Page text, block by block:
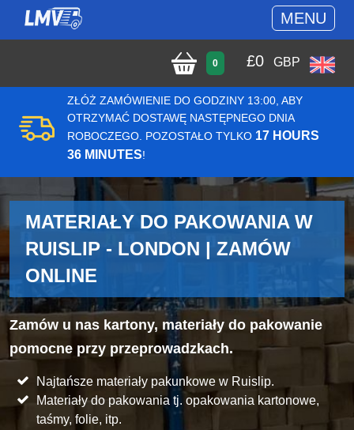
MENU
0 £0 GBP
ZŁÓŻ ZAMÓWIENIE DO GODZINY 13:00, ABY
OTRZYMAĆ DOSTAWĘ NASTĘPNEGO DNIA
ROBOCZEGO. POZOSTAŁO TYLKO 17 HOURS
36 MINUTES!
MATERIAŁY DO PAKOWANIA W
RUISLIP - LONDON | ZAMÓW
ONLINE
Zamów u nas kartony, materiały do pakowanie
pomocne przy przeprowadzkach.
Najtańsze materiały pakunkowe w Ruislip.
Materiały do pakowania tj. opakowania kartonowe,
taśmy, folie, itp.